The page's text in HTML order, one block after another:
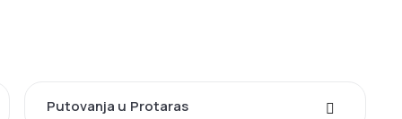
Putovanja u Protaras